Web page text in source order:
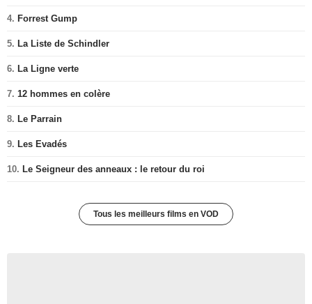
4. Forrest Gump
5. La Liste de Schindler
6. La Ligne verte
7. 12 hommes en colère
8. Le Parrain
9. Les Evadés
10. Le Seigneur des anneaux : le retour du roi
Tous les meilleurs films en VOD